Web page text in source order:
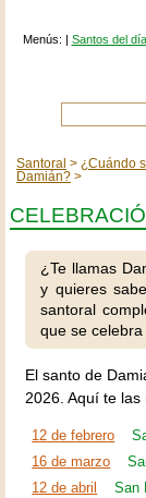
Menús: | Santos del día
Santoral ¿Cuándo
Damián?
¿Te llamas
y quieres
santoral
que se
El santo de
2026. Aquí te
12 de febrero
16 de marzo
12 de abril San